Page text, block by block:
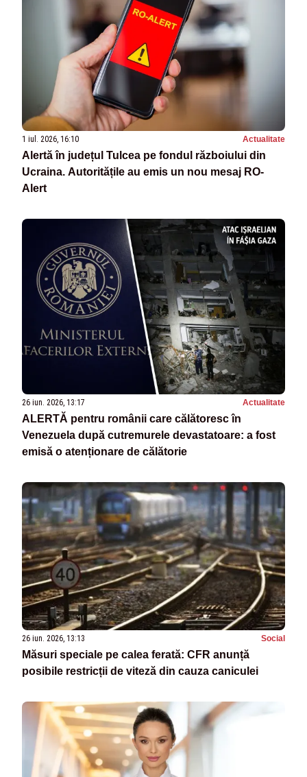
1 iul. 2026, 16:10 Actualitate
Alertă în județul Tulcea pe fondul războiului din
Ucraina. Autoritățile au emis un nou mesaj RO-
Alert
26 iun. 2026, 13:17 Actualitate
ALERTĂ pentru românii care călătoresc în
Venezuela după cutremurele devastatoare: a fost
emisă o atenționare de călătorie
26 iun. 2026, 13:13 Social
Măsuri speciale pe calea ferată: CFR anunță
posibile restricții de viteză din cauza caniculei